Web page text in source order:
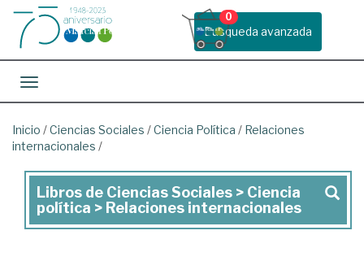
Busqueda avanzada
0
Toggle navigation
Inicio /Ciencias Sociales /Ciencia Política / Relaciones
internacionales /
Libros
de
Libros de Ciencias Sociales > Ciencia
política > Relaciones internacionales